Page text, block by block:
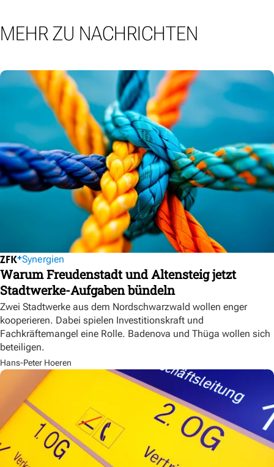
MEHR ZU NACHRICHTEN
Synergien
Warum Freudenstadt und Altensteig jetzt
Stadtwerke-Aufgaben bündeln
Zwei Stadtwerke aus dem Nordschwarzwald wollen enger
kooperieren. Dabei spielen Investitionskraft und
Fachkräftemangel eine Rolle. Badenova und Thüga wollen sich
beteiligen.
Hans-Peter Hoeren